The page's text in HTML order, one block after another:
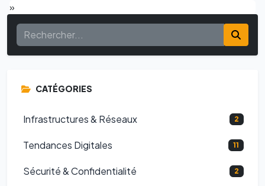
»
CATÉGORIES
Infrastructures & Réseaux 2
Tendances Digitales 11
Sécurité & Confidentialité 2